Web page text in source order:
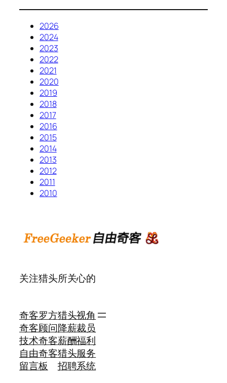
2026
2024
2023
2022
2021
2020
2019
2018
2017
2016
2015
2014
2013
2012
2011
2010
关注猎头所关心的
奇客罗方
奇客顾问
技术奇客
自由奇客
留言板
猎头视角
降薪裁员
薪酬福利
猎头服务
招聘系统